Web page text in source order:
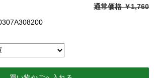
通常価格 ￥1,760